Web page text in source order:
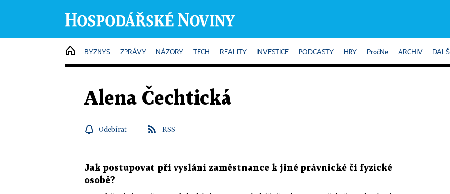
HOME
BYZNYS ZPRÁVY NÁZORY TECH REALITY INVESTICE PODCASTY HRY PročNe ARCHIV DALŠÍ
Alena Čechtická
Odebírat RSS
Jak postupovat při vyslání zaměstnance k jiné právnické či fyzické
osobě?